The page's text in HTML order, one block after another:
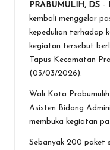
ce
b
o
o
k
tt
er s
p
PRABUMULIH, DS –
kembali menggelar
kepedulian terhadap
kegiatan tersebut
Tapus Kecamatan
(03/03/2026).
Wali Kota
Asisten Bidang
membuka kegiatan
Sebanyak 200 paket